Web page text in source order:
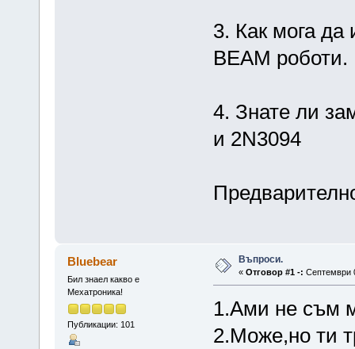
3. Как мога да
ВЕАМ роботи.
4. Знате ли
и 2N3094
Bluebear
Бил знаел какво е
Мехатроника!
Публикации: 101
Въпроси.
« Отговор #1 -: Септември
1.Ами не съм
2.Може,но ти